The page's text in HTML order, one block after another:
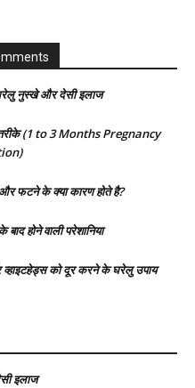
नुस्खे और देसी इलाज
तरीके (1 to 3 Months Pregnancy
फटने के क्या कारण होते है?
बाद होने वाली परेशानिया
को दूर करने के घरेलु उपाय
इलाज